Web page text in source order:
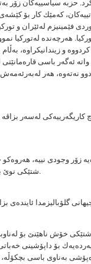
حزبە سیاسییەكان زۆر
كەمێك كار بۆ
فێمینیزم لەئێران و
هەرچەندە لەتوركیا
و زیندانیكراوە،
واتە ئەگەر باسی
نەتەوە، هەر لەبەرئەمەش
لەسەر بزاڤە
زۆر وجودی نییە،
شتێكی نوێ بوو لەشەڕی ساردی نێوان بلۆكەكاندا.
گلۆبالیزمدا ئایندەی
خۆش ناهێنێ بۆ
بۆ داپۆشینی
بەناوی باسی بچكۆڵە،